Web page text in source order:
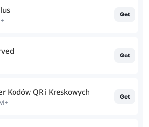
Get
Get
Kodów QR i Kreskowych Get